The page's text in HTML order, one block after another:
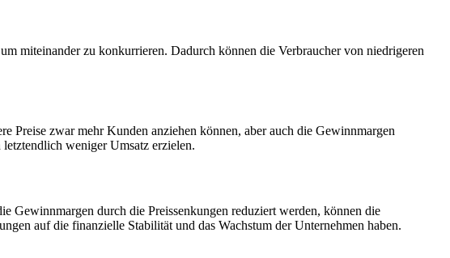
miteinander zu konkurrieren. Dadurch können die Verbraucher von niedrigeren
Preise zwar mehr Kunden anziehen können, aber auch die Gewinnmargen
weniger Umsatz erzielen.
Gewinnmargen durch die Preissenkungen reduziert werden, können die
auf die finanzielle Stabilität und das Wachstum der Unternehmen haben.